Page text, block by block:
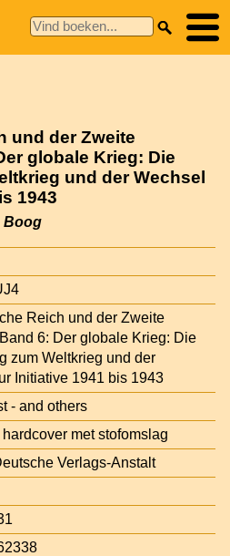
und der Zweite
globale Krieg: Die
und der Wechsel
1943
Boog
Reich und der Zweite
6: Der globale Krieg: Die
zum Weltkrieg und der
Initiative 1941 bis 1943
- and others
met stofomslag
Verlags-Anstalt